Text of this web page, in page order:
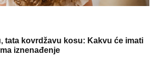
tata kovrdžavu kosu: Kakvu će imati
iznenađenje